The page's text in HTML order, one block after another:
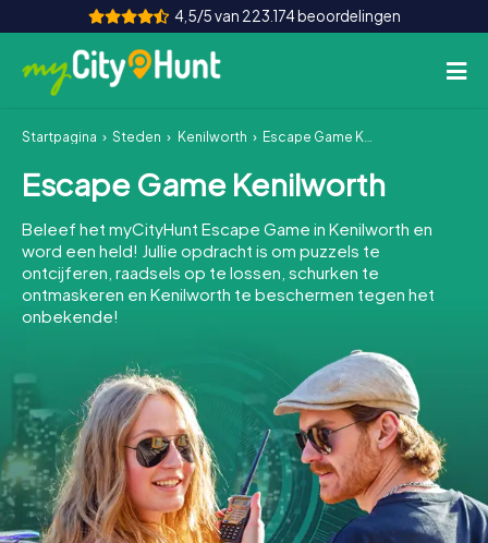
4,5/5 van 223.174 beoordelingen
Hoe het werkt
Steden
Tours
Teamevenement
INT AT CH
DE
ES
FR UK
IE
IT
NL
Startpagina Steden Kenilworth Escape Game Kenilworth
Escape Game Kenilworth
Beleef het myCityHunt Escape Game in Kenilworth en
word een held! Jullie opdracht is om puzzels te
ontcijferen, raadsels op te lossen, schurken te
ontmaskeren en Kenilworth te beschermen tegen het
onbekende!